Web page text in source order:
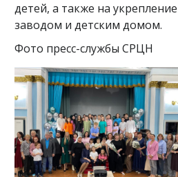
детей, а также на
заводом и детским домом.
Фото пресс-службы СРЦН